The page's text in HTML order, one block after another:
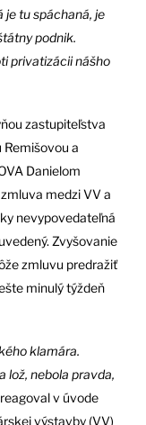
je tu spáchaná, je
podnik.
privatizácii nášho
zastupiteľstva
a
Danielom
medzi VV a
nevypovedateľná
Zvyšovanie
zmluvu predražiť
minulý týždeň
klamára.
lož, nebola pravda,
v úvode
výstavby (VV)